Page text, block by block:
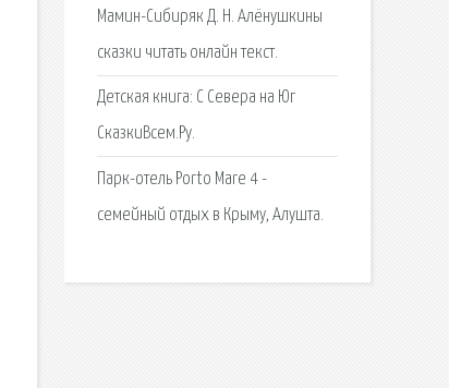
Мамин-Сибиряк Д. Н. Алёнушкины
сказки читать онлайн текст.
Детская книга: С Севера на Юг
СказкиВсем.Ру.
Парк-отель Porto Mare 4 -
семейный отдых в Крыму, Алушта.